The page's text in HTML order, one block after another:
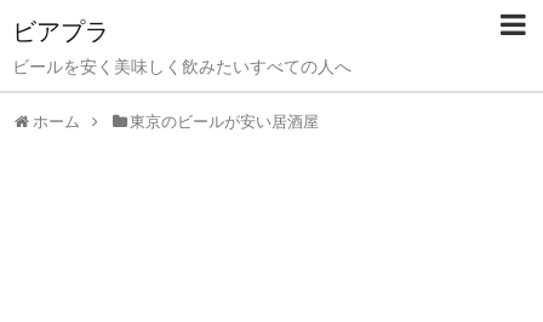
ビアプラ
ビールを安く美味しく飲みたいすべての人へ
ホーム 東京のビールが安い居酒屋